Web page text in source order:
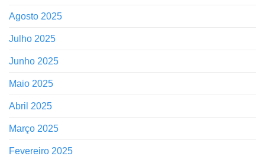
Agosto 2025
Julho 2025
Junho 2025
Maio 2025
Abril 2025
Março 2025
Fevereiro 2025